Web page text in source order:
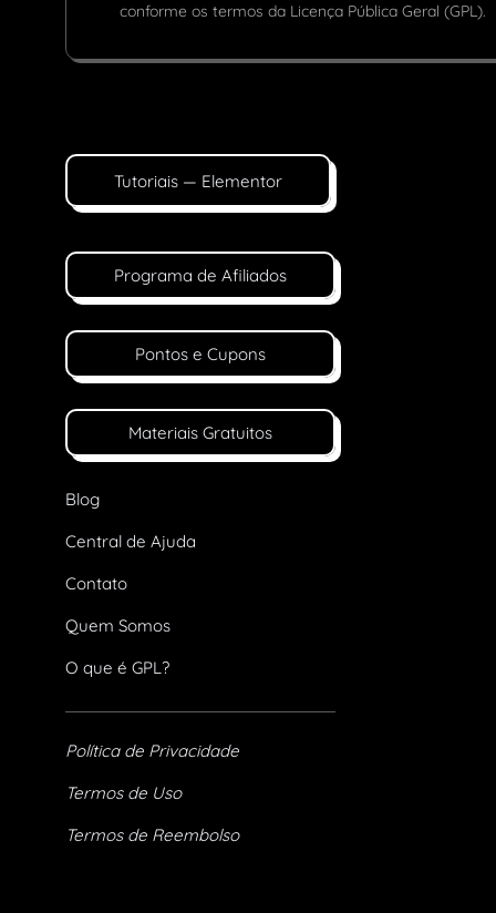
conforme os termos da Licença Pública Geral (GPL).
Tutoriais — Elementor
Programa de Afiliados
Pontos e Cupons
Materiais Gratuitos
Blog
Central de Ajuda
Contato
Quem Somos
O que é GPL?
Política de Privacidade
Termos de Uso
Termos de Reembolso